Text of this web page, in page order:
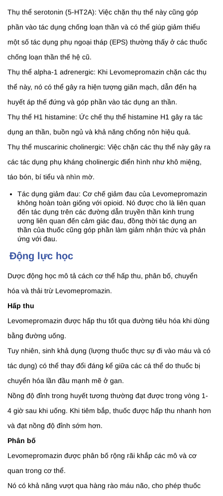
Thụ thể serotonin (5-HT2A): Việc chặn thụ thể này cũng góp
phần vào tác dụng chống loạn thần và có thể giúp giảm thiểu
một số tác dụng phụ ngoại tháp (EPS) thường thấy ở các thuốc
chống loạn thần thế hệ cũ.
Thụ thể alpha-1 adrenergic: Khi Levomepromazin chặn các thụ
thể này, nó có thể gây ra hiện tượng giãn mạch, dẫn đến hạ
huyết áp thế đứng và góp phần vào tác dụng an thần.
Thụ thể H1 histamine: Ức chế thụ thể histamine H1 gây ra tác
dụng an thần, buồn ngủ và khả năng chống nôn hiệu quả.
Thụ thể muscarinic cholinergic: Việc chặn các thụ thể này gây ra
các tác dụng phụ kháng cholinergic điển hình như khô miệng,
táo bón, bí tiểu và nhìn mờ.
Tác dụng giảm đau: Cơ chế giảm đau của Levomepromazin
không hoàn toàn giống với opioid. Nó được cho là liên quan
đến tác dụng trên các đường dẫn truyền thần kinh trung
ương liên quan đến cảm giác đau, đồng thời tác dụng an
thần của thuốc cũng góp phần làm giảm nhận thức và phản
ứng với đau.
Động lực học
Dược động học mô tả cách cơ thể hấp thu, phân bố, chuyển
hóa và thải trừ Levomepromazin.
Hấp thu
Levomepromazin được hấp thu tốt qua đường tiêu hóa khi dùng
bằng đường uống.
Tuy nhiên, sinh khả dụng (lượng thuốc thực sự đi vào máu và có
tác dụng) có thể thay đổi đáng kể giữa các cá thể do thuốc bị
chuyển hóa lần đầu mạnh mẽ ở gan.
Nồng độ đỉnh trong huyết tương thường đạt được trong vòng 1-
4 giờ sau khi uống. Khi tiêm bắp, thuốc được hấp thu nhanh hơn
và đạt nồng độ đỉnh sớm hơn.
Phân bố
Levomepromazin được phân bố rộng rãi khắp các mô và cơ
quan trong cơ thể.
Nó có khả năng vượt qua hàng rào máu não, cho phép thuốc